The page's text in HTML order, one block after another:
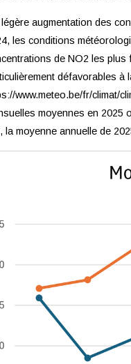
augmentation des
les conditions
de NO2 les plus
défavorables à
www.meteo.be/fr/climat/
moyennes en 2025
la moyenne annuelle de